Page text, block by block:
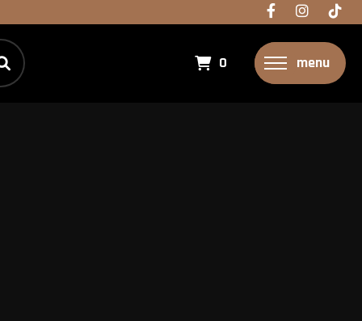
0 menu